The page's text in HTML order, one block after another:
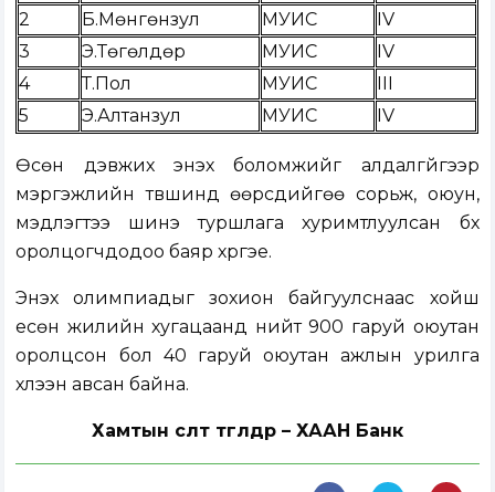
2
Б.Мөнгөнзул МУИС
IV
3
Э.Төгөлдөр МУИС
IV
4
Т.Пол МУИС
5
Э.Алтанзул МУИС IV
Өсөн дэвжих энэхүү боломжийг алдалгүйгээр
мэргэжлийн түвшинд өөрсдийгөө сорьж, оюун,
мэдлэгтээ шинэ туршлага хуримтлуулсан бүх
оролцогчдодоо баяр хүргэе.
Энэхүү олимпиадыг зохион байгуулснаас хойш
есөн жилийн хугацаанд нийт 900 гаруй оюутан
оролцсон бол 40 гаруй оюутан ажлын урилга
хүлээн авсан байна.
Хамтын өсөлт төгөлдөр – ХААН Банк